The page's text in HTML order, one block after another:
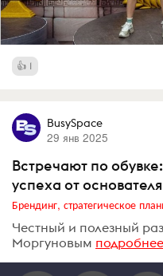
1
BusySpace
29 янв 2025
Встречают по
успеха от
Брендинг, стратегическое
Честный и полезный
Моргуновым подробнее